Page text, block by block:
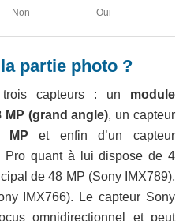
Non Oui
partie photo ?
trois capteurs : un module
MP (grand angle), un capteur
MP et enfin d’un capteur
Pro quant à lui dispose de 4
de 48 MP (Sony IMX789),
IMX766). Le capteur Sony
omnidirectionnel et peut